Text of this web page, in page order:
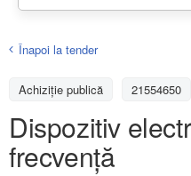
Înapoi la tender
Achiziţie publică 21554650
Dispozitiv
frecvență